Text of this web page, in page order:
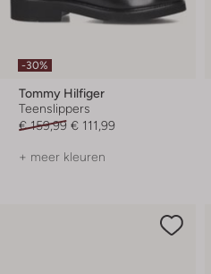
-30%
Tommy Hilfiger
Teenslippers
€ 159,99 € 111,99
+ meer kleuren